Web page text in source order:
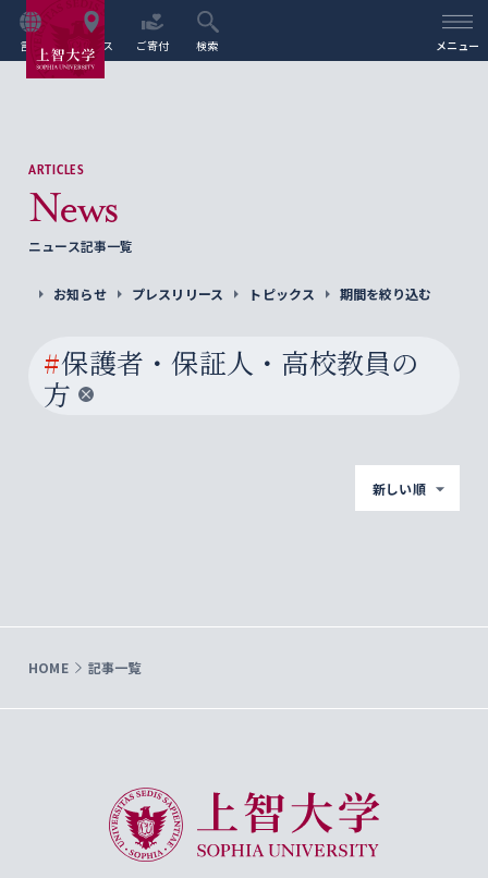
言語 アクセス ご寄付 検索 メニュー
ARTICLES
News
ニュース記事一覧
お知らせ プレスリリース トピックス 期間を絞り込む
#保護者・保証人・高校教員の
方
新しい順
HOME 記事一覧
上智大学 Sophia University